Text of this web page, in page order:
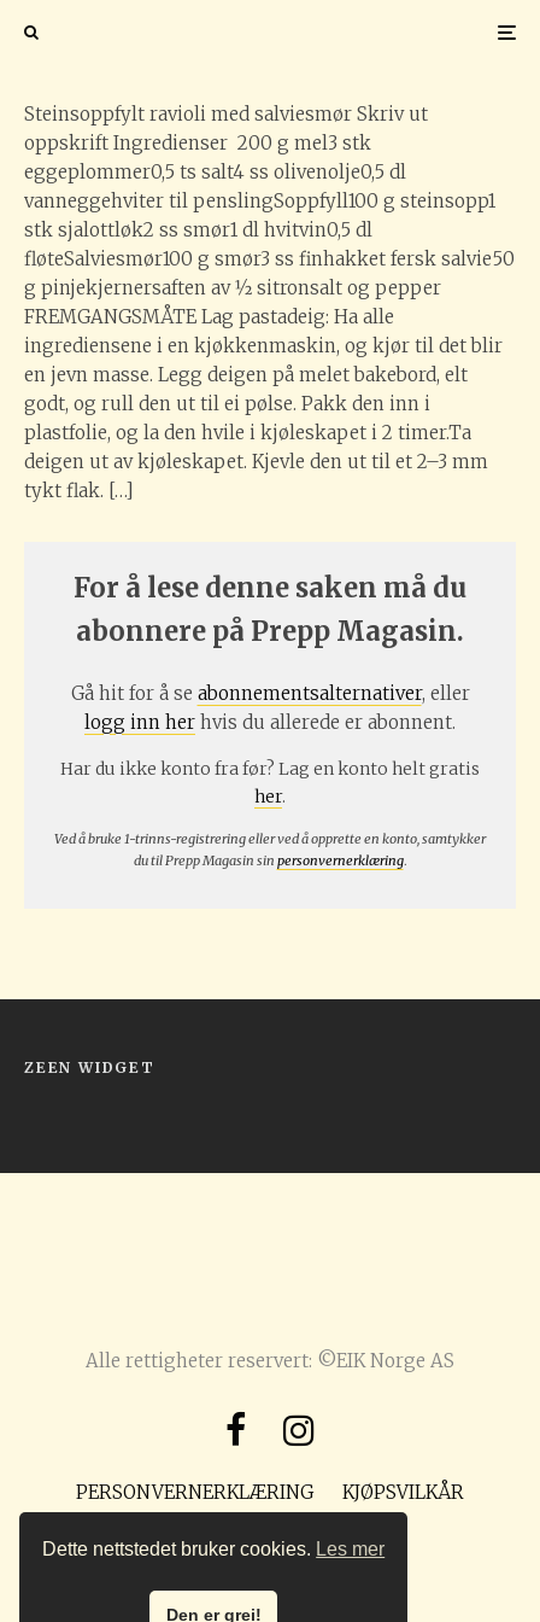
Steinsoppfylt ravioli med salviesmør Skriv ut
oppskrift Ingredienser 200 g mel3 stk
eggeplommer0,5 ts salt4 ss olivenolje0,5 dl
vanneggehviter til penslingSoppfyll100 g steinsopp1
stk sjalottløk2 ss smør1 dl hvitvin0,5 dl
fløteSalviesmør100 g smør3 ss finhakket fersk salvie50
g pinjekjernersaften av 1⁄2 sitronsalt og pepper
FREMGANGSMÅTE Lag pastadeig: Ha alle
ingrediensene i en kjøkkenmaskin, og kjør til det blir
en jevn masse. Legg deigen på melet bakebord, elt
godt, og rull den ut til ei pølse. Pakk den inn i
plastfolie, og la den hvile i kjøleskapet i 2 timer.Ta
deigen ut av kjøleskapet. Kjevle den ut til et 2–3 mm
tykt flak. […]
For å lese denne saken må du
abonnere på Prepp Magasin.
Gå hit for å se abonnementsalternativer, eller
logg inn her hvis du allerede er abonnent.
Har du ikke konto fra før? Lag en konto helt gratis
her.
Ved å bruke 1-trinns-registrering eller ved å opprette en konto, samtykker
du til Prepp Magasin sin personvernerklæring.
ZEEN WIDGET
Alle rettigheter reservert: ©EIK Norge AS
PERSONVERNERKLÆRING KJØPSVILKÅR
POST@PREPPMAGASIN.NO
Dette nettstedet bruker cookies. Les mer
Den er grei!